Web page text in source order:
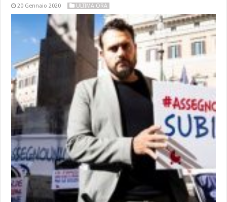
20 Gennaio 2020 ULTIMA ORA